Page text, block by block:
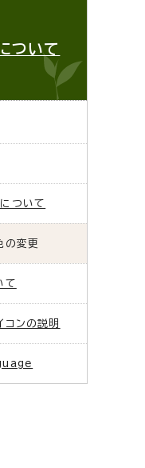
ついて
ついて
の変更
て
コンの説明